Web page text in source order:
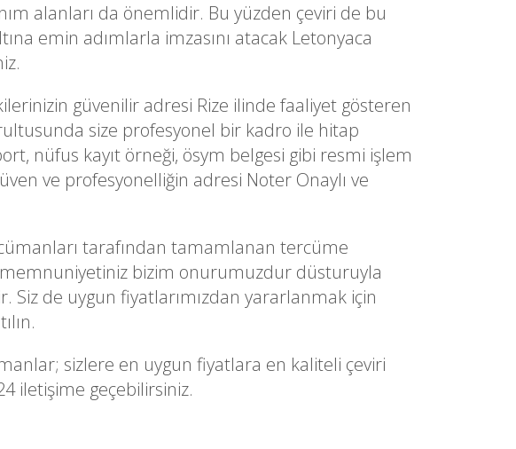
alanları da önemlidir. Bu yüzden çeviri de bu
emin adımlarla imzasını atacak Letonyaca
güvenilir adresi Rize ilinde faaliyet gösteren
size profesyonel bir kadro ile hitap
nüfus kayıt örneği, ösym belgesi gibi resmi işlem
ve profesyonelliğin adresi Noter Onaylı ve
tarafından tamamlanan tercüme
memnuniyetiniz bizim onurumuzdur düsturuyla
de uygun fiyatlarımızdan yararlanmak için
sizlere en uygun fiyatlara en kaliteli çeviri
iletişime geçebilirsiniz.